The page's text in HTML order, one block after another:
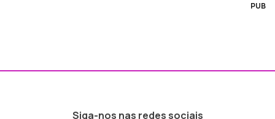
PUB
Siga-nos nas redes sociais